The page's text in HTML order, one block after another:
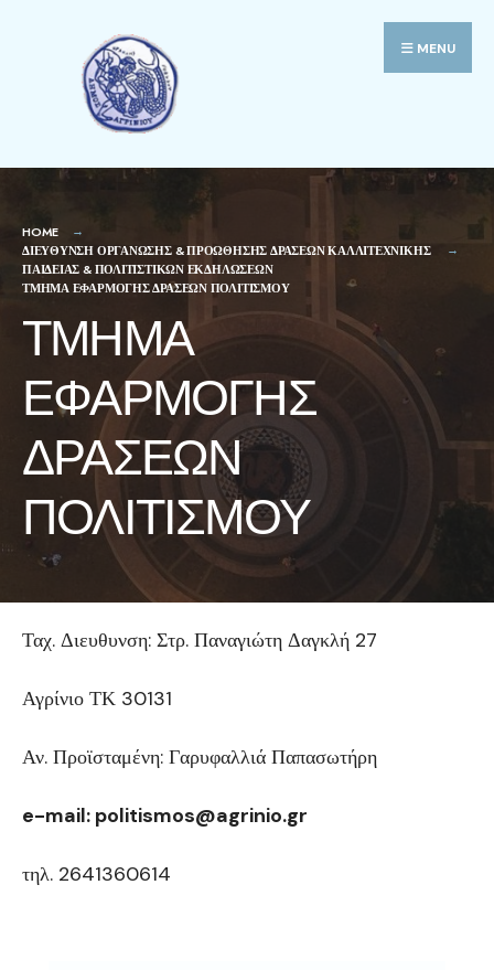
MENU
HOME
ΔΙΕΥΘΥΝΣΗ ΟΡΓΑΝΩΣΗΣ & ΠΡΟΩΘΗΣΗΣ ΔΡΑΣΕΩΝ ΚΑΛΛΙΤΕΧΝΙΚΗΣ
ΠΑΙΔΕΙΑΣ & ΠΟΛΙΤΙΣΤΙΚΩΝ ΕΚΔΗΛΩΣΕΩΝ
ΤΜΗΜΑ ΕΦΑΡΜΟΓΗΣ ΔΡΑΣΕΩΝ ΠΟΛΙΤΙΣΜΟΥ
ΤΜΗΜΑ
ΕΦΑΡΜΟΓΗΣ
ΔΡΑΣΕΩΝ
ΠΟΛΙΤΙΣΜΟΥ
Ταχ. Διευθυνση: Στρ. Παναγιώτη Δαγκλή 27
Αγρίνιο ΤΚ 30131
Αν. Προϊσταμένη: Γαρυφαλλιά Παπασωτήρη
e-mail: politismos@agrinio.gr
τηλ. 2641360614